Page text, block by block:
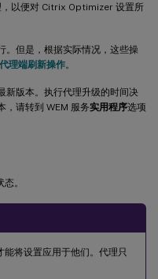
，以便对 Citrix Optimizer 设置所
。但是，根据实际情况，这些操
代理端刷新操作。
新版本。执行代理升级的时间决
，请转到 WEM 服务实用程序选项
。
能将设置应用于他们。代理只